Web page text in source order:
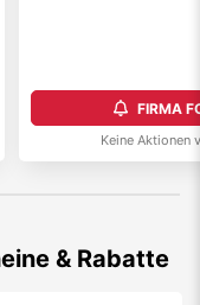
FIRMA
Keine Aktionen
& Rabatte